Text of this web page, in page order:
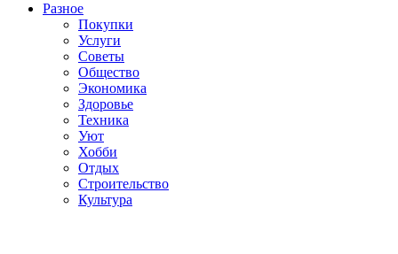
Разное
Покупки
Услуги
Советы
Общество
Экономика
Здоровье
Техника
Уют
Хобби
Отдых
Строительство
Культура